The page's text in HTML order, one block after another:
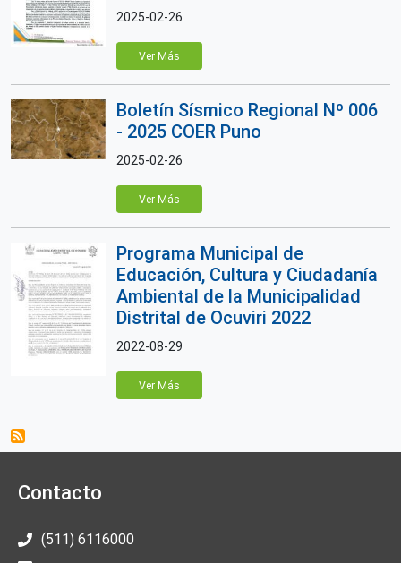
2025-02-26
Ver Más
Boletín Sísmico Regional Nº 006
- 2025 COER Puno
2025-02-26
Ver Más
Programa Municipal de
Educación, Cultura y Ciudadanía
Ambiental de la Municipalidad
Distrital de Ocuviri 2022
2022-08-29
Ver Más
Contacto
(511) 6116000